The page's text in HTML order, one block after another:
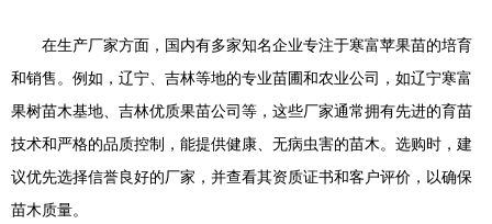
在生产厂家方面，国内有多家知名企业专注于寒富苹果苗的培育
和销售。例如，辽宁、吉林等地的专业苗圃和农业公司，如辽宁寒富
果树苗木基地、吉林优质果苗公司等，这些厂家通常拥有先进的育苗
技术和严格的品质控制，能提供健康、无病虫害的苗木。选购时，建
议优先选择信誉良好的厂家，并查看其资质证书和客户评价，以确保
苗木质量。